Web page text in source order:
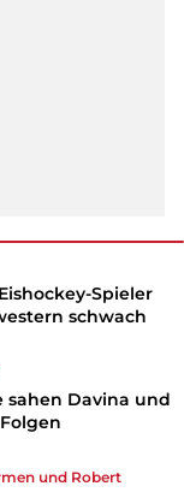
Spieler
schwach
sahen Davina und
und Robert